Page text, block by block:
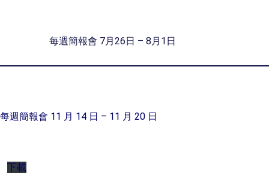
每週簡報會 7月26日 – 8月1日
每週簡報會 11 月 14 日 – 11 月 20 日
下載